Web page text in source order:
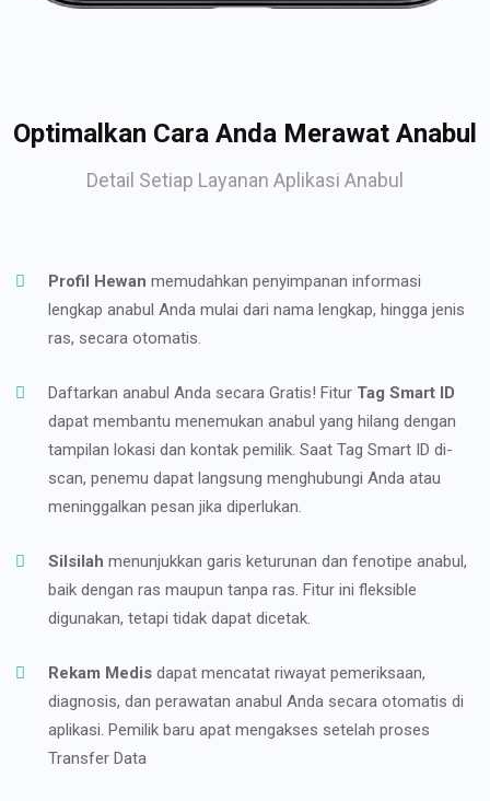
Optimalkan Cara Anda Merawat Anabul
Detail Setiap Layanan Aplikasi Anabul
Profil Hewan memudahkan penyimpanan informasi
lengkap anabul Anda mulai dari nama lengkap, hingga jenis
ras, secara otomatis.
Daftarkan anabul Anda secara Gratis! Fitur Tag Smart ID
dapat membantu menemukan anabul yang hilang dengan
tampilan lokasi dan kontak pemilik. Saat Tag Smart ID di-
scan, penemu dapat langsung menghubungi Anda atau
meninggalkan pesan jika diperlukan.
Silsilah menunjukkan garis keturunan dan fenotipe anabul,
baik dengan ras maupun tanpa ras. Fitur ini fleksible
digunakan, tetapi tidak dapat dicetak.
Rekam Medis dapat mencatat riwayat pemeriksaan,
diagnosis, dan perawatan anabul Anda secara otomatis di
aplikasi. Pemilik baru apat mengakses setelah proses
Transfer Data